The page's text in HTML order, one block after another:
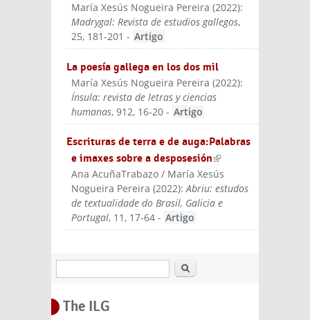
María Xesús Nogueira Pereira (2022):
Madrygal: Revista de estudios gallegos,
25, 181-201 - Artigo
La poesía gallega en los dos mil
María Xesús Nogueira Pereira (2022):
Ínsula: revista de letras y ciencias
humanas, 912, 16-20 - Artigo
Escrituras de terra e de auga:Palabras
e imaxes sobre a desposesión(link is
external)
Ana AcuñaTrabazo / María Xesús
Nogueira Pereira (2022):Abriu: estudos
de textualidade do Brasil, Galicia e
Portugal, 11, 17-64 - Artigo
Search
The ILG